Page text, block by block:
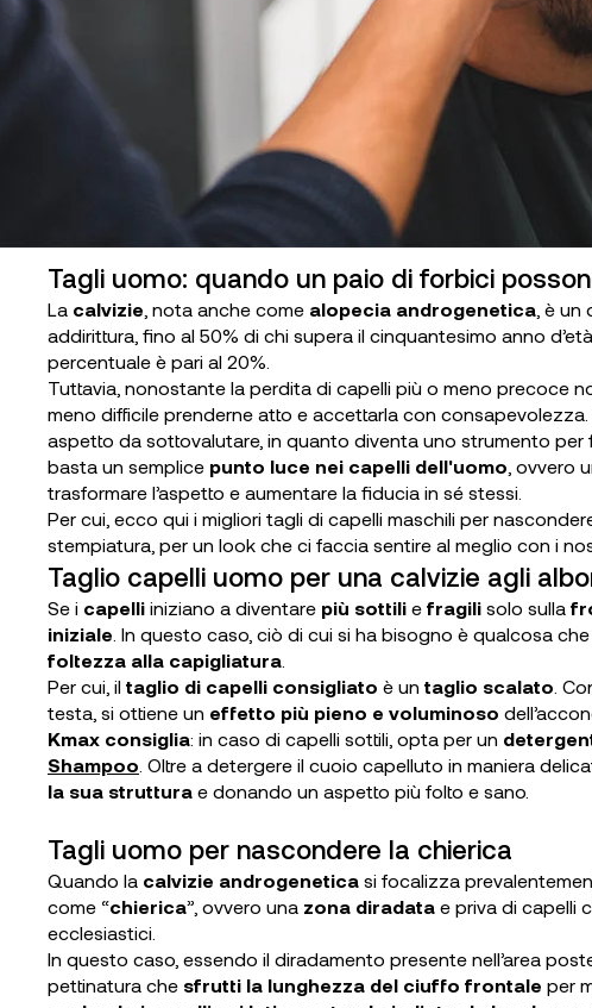
Tagli uomo: quando un paio di forbici
La calvizie , nota anche come alopecia androgenetica , è
addirittura, fino al 50% di chi supera il cinquantesimo anno
percentuale è pari al 20%.
Tuttavia, nonostante la perdita di capelli più o meno precoce
meno difficile prenderne atto e accettarla con
aspetto da sottovalutare, in quanto diventa uno strumento per
basta un semplice punto luce nei capelli dell'uomo , ovvero
trasformare l’aspetto e aumentare la fiducia in sé stessi.
Per cui, ecco qui i migliori tagli di capelli maschili per
stempiatura, per un look che ci faccia sentire al meglio con i
Taglio capelli uomo per una calvizie agli
Se i capelli iniziano a diventare più sottili e fragili solo sulla
iniziale . In questo caso, ciò di cui si ha bisogno è qualcosa
foltezza alla capigliatura
Per cui, il taglio di capelli consigliato è un taglio scalato .
testa, si ottiene un effetto più pieno e voluminoso
Kmax consiglia: in caso di capelli sottili, opta per un
Shampoo . Oltre a detergere il cuoio capelluto in maniera
la sua struttura e donando un aspetto più folto e sano.
Tagli uomo per nascondere la chierica
Quando la calvizie androgenetica si focalizza
come “chierica”, ovvero una zona diradata e priva di capelli
ecclesiastici.
In questo caso, essendo il diradamento presente nell’area
pettinatura che sfrutti la lunghezza del ciuffo frontale per